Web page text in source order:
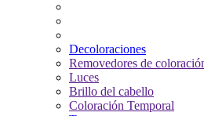
Decoloraciones
Removedores de
Luces
Brillo del cabello
Coloración Temporal